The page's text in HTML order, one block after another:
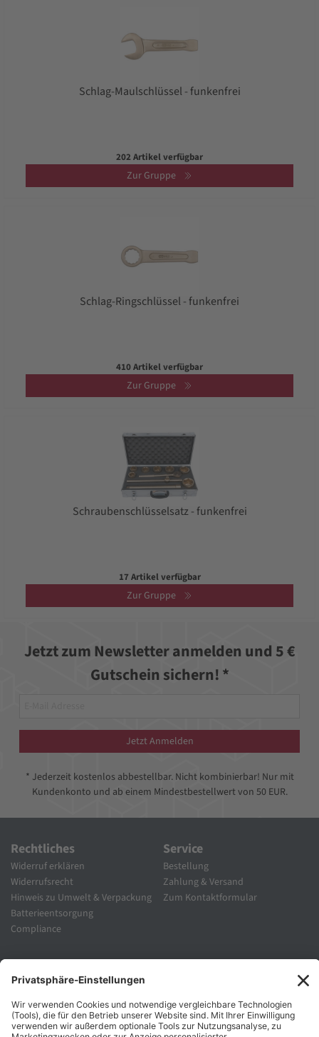
Schlag-Maulschlüssel - funkenfrei
202 Artikel verfügbar
Zur Gruppe
Schlag-Ringschlüssel - funkenfrei
410 Artikel verfügbar
Zur Gruppe
Schraubenschlüsselsatz - funkenfrei
17 Artikel verfügbar
Zur Gruppe
Jetzt zum Newsletter anmelden und 5 €
Gutschein sichern! *
Jetzt Anmelden
* Jederzeit kostenlos abbestellbar. Nicht kombinierbar! Nur mit
Kundenkonto und ab einem Mindestbestellwert von 50 EUR.
Rechtliches
Widerruf erklären
Widerrufsrecht
Hinweis zu Umwelt & Verpackung
Batterieentsorgung
Compliance
Service
Bestellung
Zahlung & Versand
Zum Kontaktformular
Unternehmen
Karriere